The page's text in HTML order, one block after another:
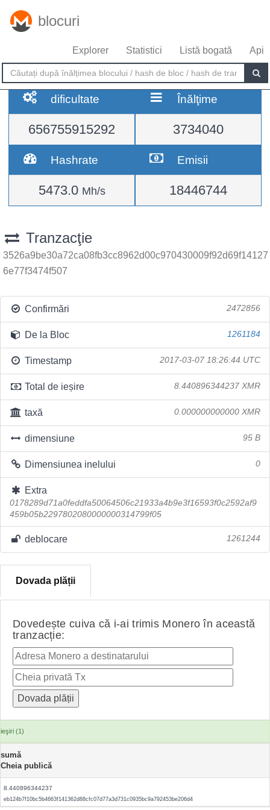
blocuri
Explorer Statistici Listă bogată Api
dificultate
656755915292
Înălţime
3734040
Hashrate
5473.0 Mh/s
Emisii
18446744
Tranzacţie
3526a9be30a72ca08fb3cc8962d00c970430009f92d69f14127
6e77f3474f507
Confirmări 2472856
De la Bloc 1261184
Timestamp 2017-03-07 18:26:44 UTC
Total de ieșire 8.440896344237 XMR
taxă 0.000000000000 XMR
dimensiune 95 B
Dimensiunea inelului 0
Extra
0178289d71a0feddfa50064506c21933a4b9e3f16593f0c2592af9
459b05b2297802080000000314799f05
deblocare 1261244
Dovada plății
Dovedește cuiva că i-ai trimis Monero în această
tranzacție:
ieşiri (1)
sumă
Cheia publică
8.440896344237
eb124b7f10bc5b4663f141362d88cfc07d77a3d731c0935bc9a792453be206d4